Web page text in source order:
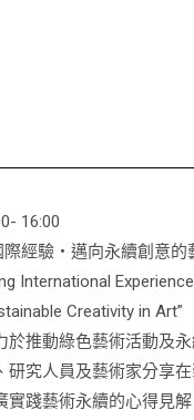
16:00
際經驗・邁向永續創意的
International
Creativity in Art”
於推動綠色藝術活動及
研究人員及藝術家分享
實踐藝術永續的心得見